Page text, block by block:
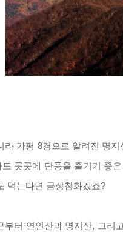
라 가평 8경으로 알려진 명
도 곳곳에 단풍을 즐기기 좋
먹는다면 금상첨화겠죠?
부터 연인산과 명지산, 그리